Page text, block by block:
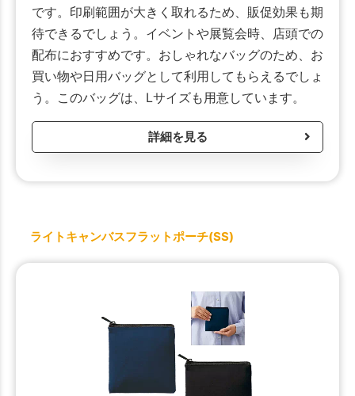
です。印刷範囲が大きく取れるため、販促効果も期
待できるでしょう。イベントや展覧会時、店頭での
配布におすすめです。おしゃれなバッグのため、お
買い物や日用バッグとして利用してもらえるでしょ
う。このバッグは、Lサイズも用意しています。
詳細を見る
ライトキャンバスフラットポーチ(SS)